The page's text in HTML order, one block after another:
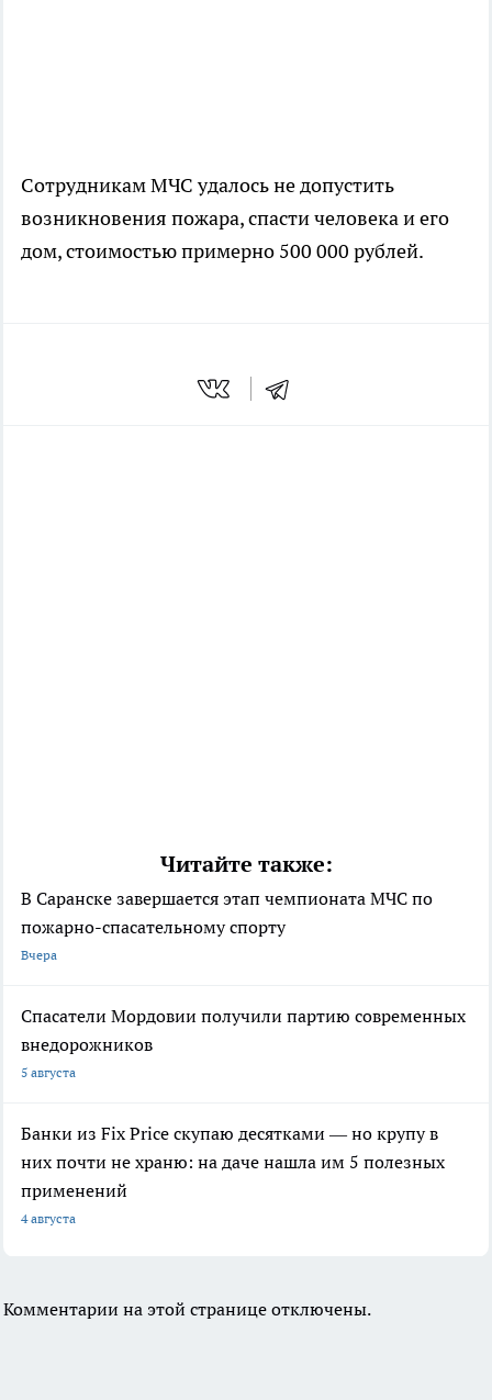
Сотрудникам МЧС удалось не допустить
возникновения пожара, спасти человека и его
дом, стоимостью примерно 500 000 рублей.
Читайте также:
В Саранске завершается этап чемпионата МЧС по
пожарно-спасательному спорту
Вчера
Спасатели Мордовии получили партию современных
внедорожников
5 августа
Банки из Fix Price скупаю десятками — но крупу в
них почти не храню: на даче нашла им 5 полезных
применений
4 августа
Комментарии на этой странице отключены.